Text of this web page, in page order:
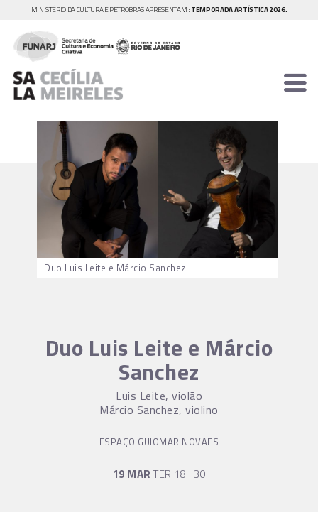
MINISTÉRIO DA CULTURA E PETROBRAS APRESENTAM : TEMPORADA ARTÍSTICA 2026.
Duo Luis Leite e Márcio
Sanchez
Luis Leite, violão
Márcio Sanchez, violino
ESPAÇO GUIOMAR NOVAES
19 MARTER 18H30
Duo Luis Leite e Márcio Sanchez